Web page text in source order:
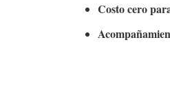
Costo cero